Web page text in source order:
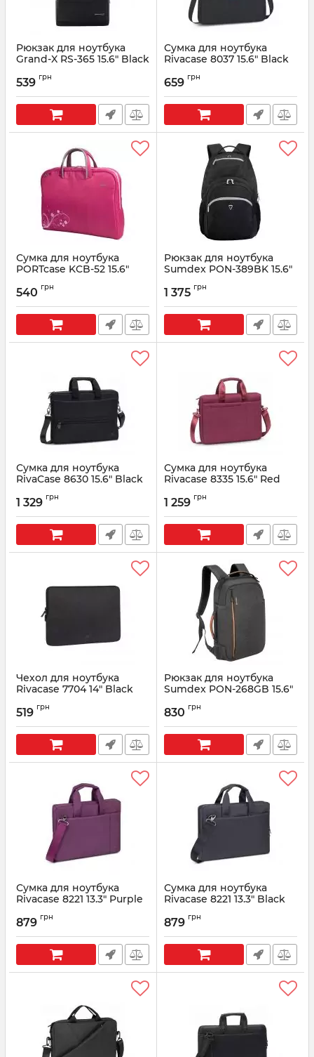
Рюкзак для ноутбука
Grand-X RS-365 15.6" Black
539 грн
Сумка для ноутбука
Rivacase 8037 15.6" Black
659 грн
Сумка для ноутбука
PORTcase KCB-52 15.6"
Артикул:
540 грн
Рюкзак для ноутбука
Sumdex PON-389BK 15.6"
Артикул:
1 375 грн
Сумка для ноутбука
RivaCase 8630 15.6" Black
1 329 грн
Сумка для ноутбука
Rivacase 8335 15.6" Red
1 259 грн
Чехол для ноутбука
Rivacase 7704 14" Black
519 грн
Рюкзак для ноутбука
Sumdex PON-268GB 15.6"
Артикул:
830 грн
Сумка для ноутбука
Rivacase 8221 13.3" Purple
879 грн
Сумка для ноутбука
Rivacase 8221 13.3" Black
879 грн